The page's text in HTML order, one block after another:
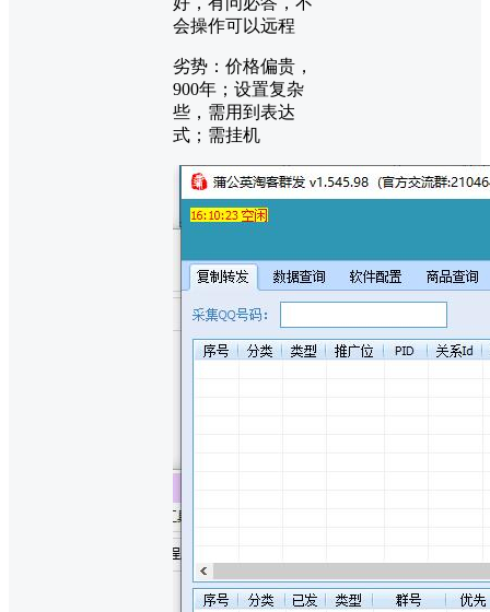
会操作可以远程
劣势：价格偏贵，
900年；设置复杂
些，需用到表达
式；需挂机